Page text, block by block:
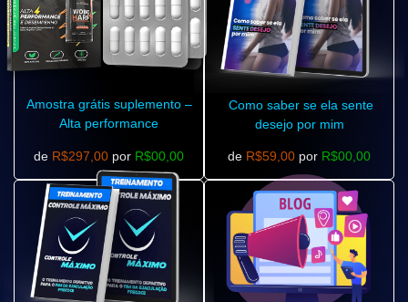
Amostra grátis suplemento –
Alta performance
de R$297,00 por R$00,00
Como saber se ela sente
desejo por mim
de R$59,00 por R$00,00